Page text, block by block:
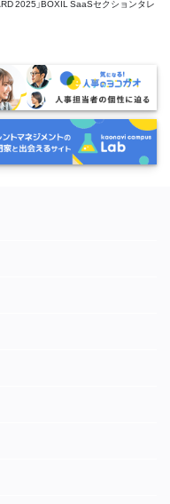
2025」BOXIL SaaSセクションタレ